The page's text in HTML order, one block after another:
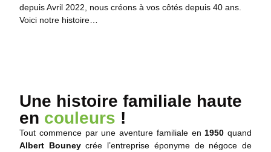
depuis Avril 2022, nous créons à vos côtés depuis 40 ans.
Voici notre histoire…
Une histoire familiale haute
en couleurs !
Tout commence par une aventure familiale en 1950 quand
Albert Bouneycrée l’entreprise éponyme de négoce de